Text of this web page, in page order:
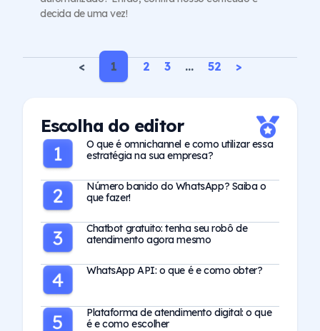
decida de uma vez!
< 1 2 3 … 52 >
Escolha do editor
O que é omnichannel e como utilizar essa
estratégia na sua empresa?
Número banido do WhatsApp? Saiba o
que fazer!
Chatbot gratuito: tenha seu robô de
atendimento agora mesmo
WhatsApp API: o que é e como obter?
Plataforma de atendimento digital: o que
é e como escolher